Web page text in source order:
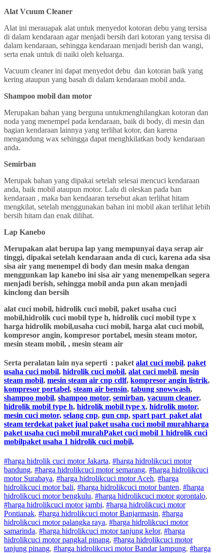
Alat Vcuum Cleaner
Alat ini merauapak alat untuk menyedot kotoran debu yang tersisa
di dalam kendaraan agar menjadi bersih dari kotoran yang tersisa di
dalam kendaraan, sehingga kendaraan menjadi berish dan wangi,
serta enak untuk di naiki oleh keluarga.
Vacuum cleaner ini dapat menyedot debu dan kotoran baik yang
kering ataupun yang basah di dalam kendaraan mobil anda.
Shampoo mobil dan motor
Merupakan bahan yang berguna untukmenghilangkan kotoran dan
noda yang menempel pada kendaraan, baik di body, di mesin dan
bagian kendaraan lainnya yang terlihat kotor, dan karena
mengandung wax sehingga dapat menghkilatkan body kendaraan
anda.
Semirban
Merupak bahan yang dipakai setelah selesai mencuci kendaraan
anda, baik mobil ataupun motor. Lalu di oleskan pada ban
kendaraan , maka ban kendaaran tersebut akan terlihat hitam
mengkilat, setelah menggunakan bahan ini mobil akan terlihat lebih
bersih hitam dan enak dilihat.
Lap Kanebo
Merupakan alat berupa lap yang mempunyai daya serap air
tinggi, dipakai setelah kendaraan anda di cuci, karena ada sisa
sisa air yang menempel di body dan mesin maka dengan
menggunkan lap kanebo ini sisa air yang menempelkan segera
menjadi berish, sehingga mobil anda pun akan menjadi
kinclong dan bersih
alat cuci mobil, hidrolik cuci mobil, paket usaha cuci
mobil,hidrolik cuci mobil type h, hidrolik cuci mobil type x
harga hidrolik mobil,usaha cuci mobil, harga alat cuci mobil,
kompresor angin, kompresor portabel, mesin steam motor,
mesin steam mobil, , mesin steam air
Serta peralatan lain nya seperti : paket alat cuci mobil, paket
usaha cuci mobil, hidrolik cuci mobil, alat cuci mobil, mesin
steam mobil, mesin steam air cnp cdlf, kompresor angin listrik,
kompresor portabel, steam air bensin, tabung snowwash,
shampoo mobil, shampoo motor, semirban, vacuum cleaner,
hidrolik mobil type h, hidrolik mobil type x, hidrolik motor,
mesin cuci motor, selang cnp, gun cnp, spart part paket alat
steam terdekat paket jual paket usaha cuci mobil murahharga
paket usaha cuci mobil murahPaket cuci mobil 1 hidrolik cuci
mobilpaket usaha 1 hidrolik cuci mobil,
#harga hidrolik cuci motor Jakarta, #harga hidrolikcuci motor
bandung, #harga hidrolikcuci motorsemarang, #harga hidrolikcuci
motorSurabaya, #harga hidrolikcuci motorAceh, #harga
hidrolikcuci motorbali, #harga hidrolikcuci motorbanten, #harga
hidrolikcuci motorbengkulu, #harga hidrolikcuci motorgorontalo,
#harga hidrolikcuci motorjambi, #harga hidrolikcuci motor
Pontianak, #harga hidrolikcuci motorBanjarmasin, #harga
hidrolikcuci motorpalangka raya, #harga hidrolikcuci motor
samarinda, #harga hidrolikcuci motortanjung kelor, #harga
hidrolikcuci motorpangkal pinang, #harga hidrolikcuci motor
tanjung pinang, #harga hidrolikcuci motorBandar lampung, #harga